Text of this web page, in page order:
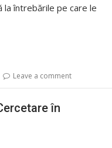
la întrebările pe care le
Leave a comment
în